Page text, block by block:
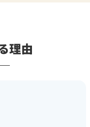
理由